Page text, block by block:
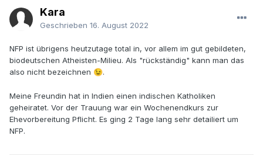
Kara
Geschrieben 16. August 2022
NFP ist übrigens heutzutage total in, vor allem im gut gebildeten,
biodeutschen Atheisten-Milieu. Als "rückständig" kann man das
also nicht bezeichnen 😉.
Meine Freundin hat in Indien einen indischen Katholiken
geheiratet. Vor der Trauung war ein Wochenendkurs zur
Ehevorbereitung Pflicht. Es ging 2 Tage lang sehr detailiert um
NFP.